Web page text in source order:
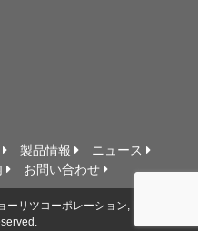
製品情報
ニュース
お問い合わせ
リツコーポレーション, Ltd. All